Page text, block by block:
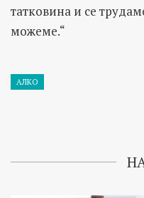
татковина и се
можеме.“
АЛКО